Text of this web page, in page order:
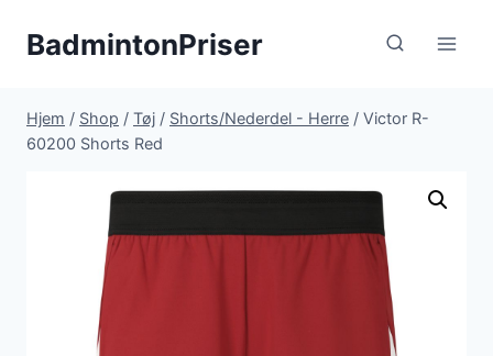
BadmintonPriser
Hjem / Shop / Tøj / Shorts/Nederdel - Herre / Victor R-
60200 Shorts Red